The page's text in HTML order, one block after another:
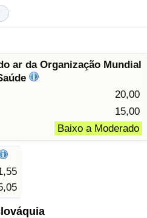
ar da Organização Mundial
20,00
15,00
Baixo a Moderado
(Atual)(Atual)
por País
Vida
Vida (Atual)
(Atual)